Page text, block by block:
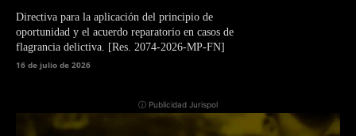
Directiva para la aplicación del principio de
oportunidad y el acuerdo reparatorio en casos de
flagrancia delictiva. [Res. 2074-2026-MP-FN]
16 de julio de 2026
ⓘ Publicidad Jurispol